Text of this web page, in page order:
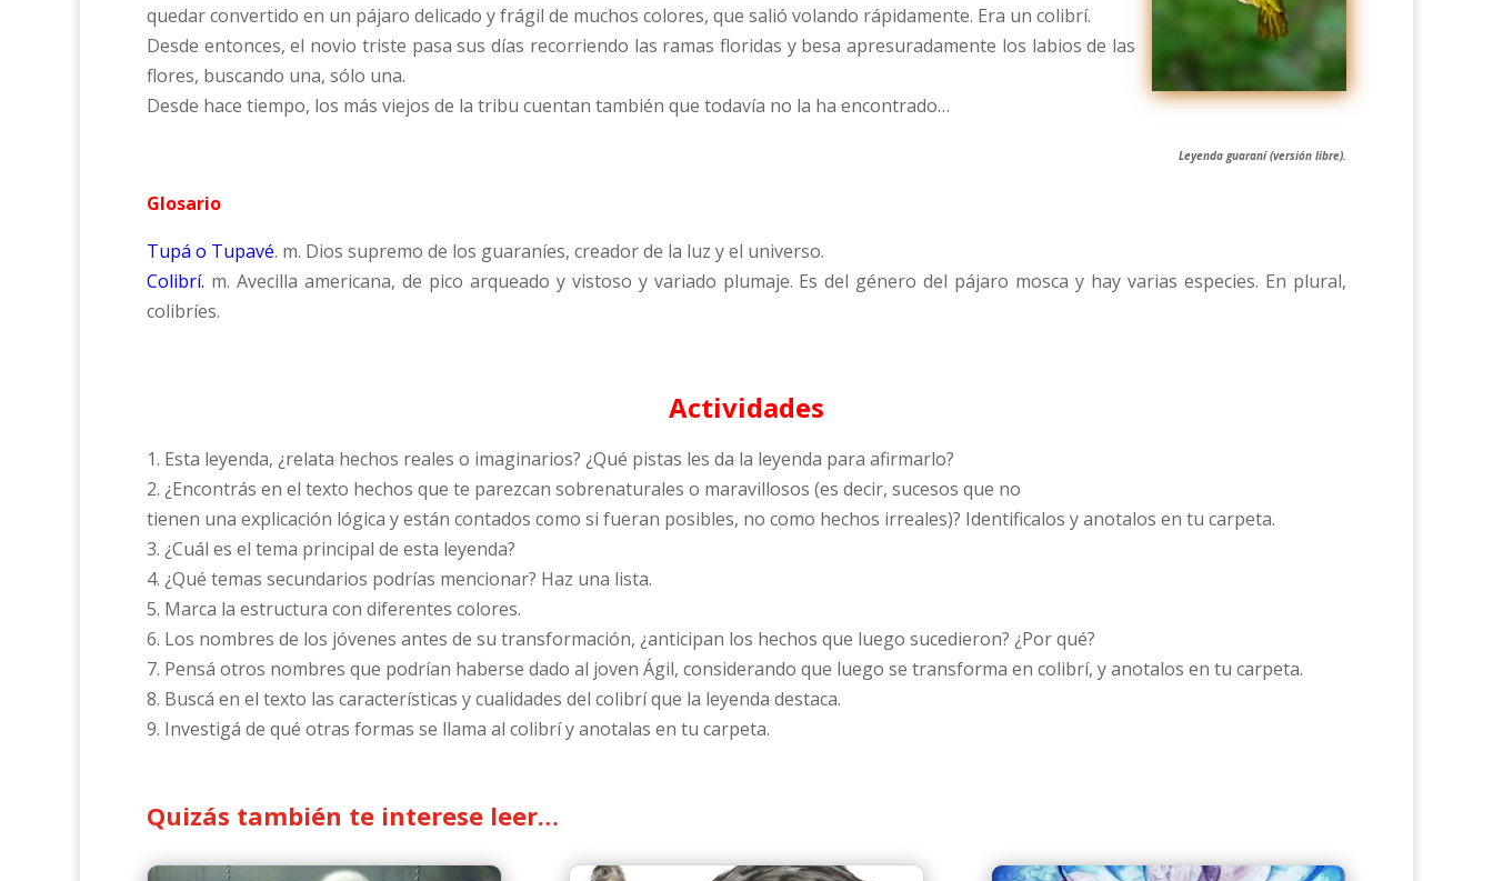
quedar convertido en un pájaro delicado y frágil de muchos colores, que salió volando rápidamente. Era un colibrí.
Desde entonces, el novio triste pasa sus días recorriendo las ramas floridas y besa apresuradamente los labios de las
flores, buscando una, sólo una.
Desde hace tiempo, los más viejos de la tribu cuentan también que todavía no la ha encontrado…
Leyenda guaraní (versión libre).
Glosario
Tupá o Tupavé. m. Dios supremo de los guaraníes, creador de la luz y el universo.
Colibrí. m. Avecilla americana, de pico arqueado y vistoso y variado plumaje. Es del género del pájaro mosca y hay varias especies. En plural,
colibríes.
Actividades
1. Esta leyenda, ¿relata hechos reales o imaginarios? ¿Qué pistas les da la leyenda para afirmarlo?
2. ¿Encontrás en el texto hechos que te parezcan sobrenaturales o maravillosos (es decir, sucesos que no
tienen una explicación lógica y están contados como si fueran posibles, no como hechos irreales)? Identificalos y anotalos en tu carpeta.
3. ¿Cuál es el tema principal de esta leyenda?
4. ¿Qué temas secundarios podrías mencionar? Haz una lista.
5. Marca la estructura con diferentes colores.
6. Los nombres de los jóvenes antes de su transformación, ¿anticipan los hechos que luego sucedieron? ¿Por qué?
7. Pensá otros nombres que podrían haberse dado al joven Ágil, considerando que luego se transforma en colibrí, y anotalos en tu carpeta.
8. Buscá en el texto las características y cualidades del colibrí que la leyenda destaca.
9. Investigá de qué otras formas se llama al colibrí y anotalas en tu carpeta.
Quizás también te interese leer…